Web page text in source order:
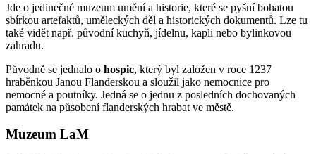
Jde o jedinečné muzeum umění a historie, které se pyšní bohatou
sbírkou artefaktů, uměleckých děl a historických dokumentů. Lze tu
také vidět např. původní kuchyň, jídelnu, kapli nebo bylinkovou
zahradu.
Původně se jednalo o hospic, který byl založen v roce 1237
hraběnkou Janou Flanderskou a sloužil jako nemocnice pro
nemocné a poutníky. Jedná se o jednu z posledních dochovaných
památek na působení flanderských hrabat ve městě.
Muzeum LaM